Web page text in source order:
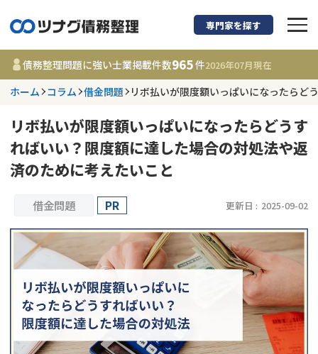
債務整理に強い弁
都道府県を選択
965
更新日 :2026年07月31日
相談内容で探す
借金返済相談・交渉
任意整理
会社破産・法人破産
費用相場
コラム
個人再生（民事再生）
専門家を探す
債務整理問題に強い士業掲載件数965件2026年07月現在
ホーム コラム 借金問題 リボ払いが限度額いっぱいになったらど
リボ払いが限度額いっぱいになったらどうす
ればいい？限度額に達した場合の対処法や返
済のために考えたいこと
借金問題 PR 更新日 : 2025-09-02